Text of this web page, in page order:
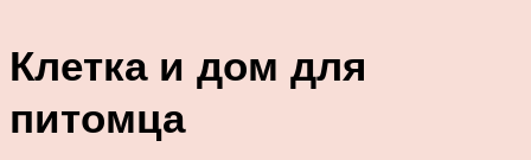
Клетка и дом для
питомца